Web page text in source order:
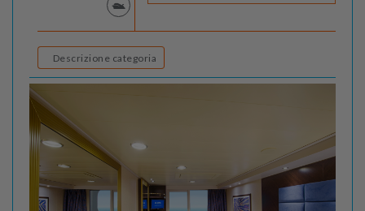
Descrizione categoria